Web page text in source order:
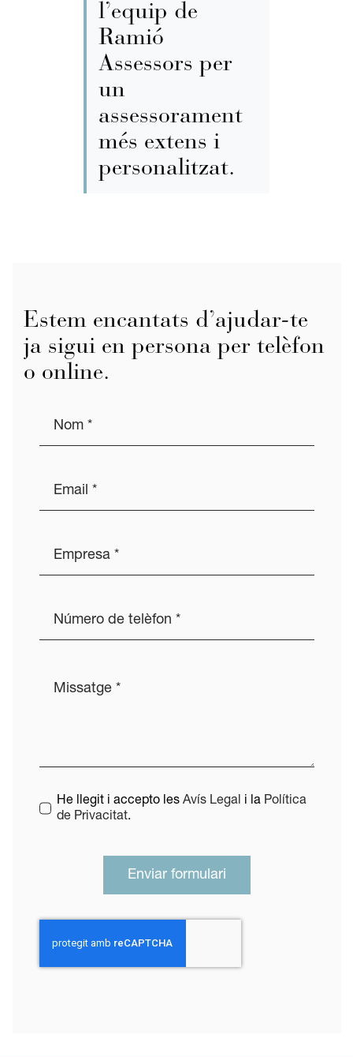
l’equip de
Ramió
Assessors per
un
assessorament
més extens i
personalitzat.
Estem encantats d’ajudar-te
ja sigui en persona per telèfon
o online.
He llegit i accepto les Avís Legal i la Política
de Privacitat.
Enviar formulari